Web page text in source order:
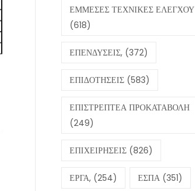
ΕΜΜΕΣΕΣ ΤΕΧΝΙΚΕΣ ΕΛΕΓΧΟΥ
(618)
ΕΠΕΝΔΥΣΕΙΣ, (372)
ΕΠΙΔΟΤΗΣΕΙΣ (583)
ΕΠΙΣΤΡΕΠΤΕΑ ΠΡΟΚΑΤΑΒΟΛΗ
(249)
ΕΠΙΧΕΙΡΗΣΕΙΣ (826)
ΕΡΓΑ, (254) ΕΣΠΑ (351)